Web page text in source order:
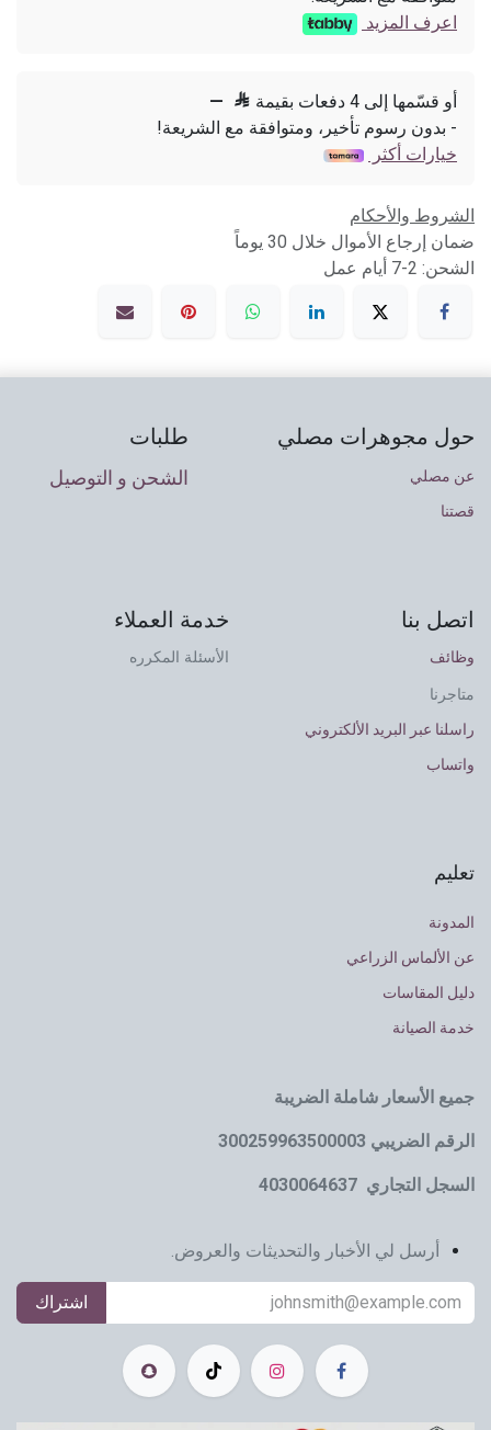
اعرف المزيد
أو قسّمها إلى 4 دفعات بقيمة 
—
- بدون رسوم تأخير، ومتوافقة مع الشريعة!
خيارات أكثر
الشروط والأحكام
ضمان إرجاع الأموال خلال 30 يوماً
الشحن: 2-7 أيام عمل
حول مجوهرات مصلي
عن مصلي
قصتنا
طلبات
الشحن و التوصيل
اتصل بنا
وظائف
متاجرنا
راسلنا عبر البريد الألكتروني
واتساب
خدمة العملاء
الأسئلة المكرره
تعليم
المدونة
عن الألماس الزراعي
دليل المقاسات
خدمة الصيانة
جميع الأسعار شاملة الضريبة
الرقم الضريبي 300259963500003
السجل التجاري 4030064637
أرسل لي الأخبار والتحديثات والعروض.
اشتراك